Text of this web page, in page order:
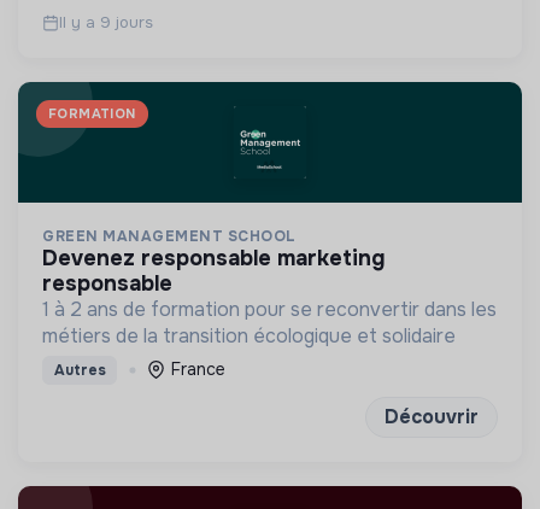
Il y a 9 jours
FORMATION
GREEN MANAGEMENT SCHOOL
devenez responsable marketing
responsable
1 à 2 ans de formation pour se reconvertir dans les
métiers de la transition écologique et solidaire
Autres France
Découvrir